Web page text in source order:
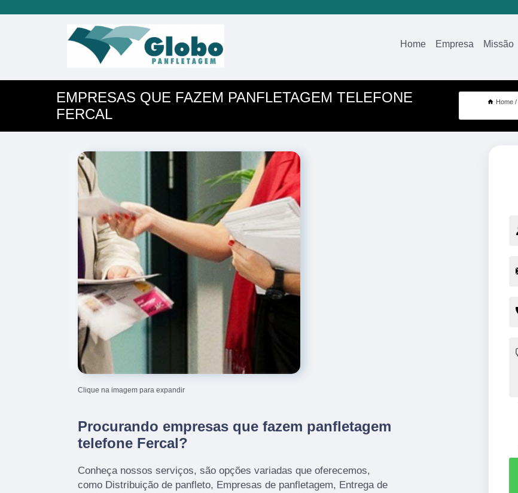
Home Empresa Missão
EMPRESAS QUE FAZEM PANFLETAGEM TELEFONE
FERCAL
Home
Clique na imagem para expandir
Procurando empresas que fazem panfletagem
telefone Fercal?
Conheça nossos serviços, são opções variadas que oferecemos,
como Distribuição de panfleto, Empresas de panfletagem, Entrega de